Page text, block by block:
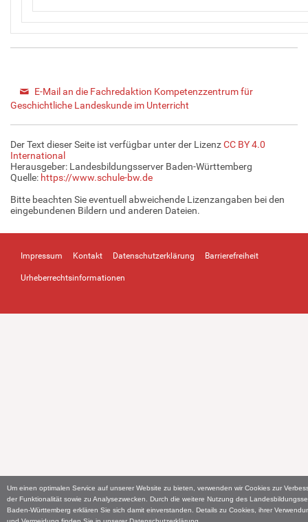
Um einen optimalen Service auf unserer Website zu bieten, verwenden wir Cookies zur
der Funktionalität sowie zu Analysezwecken. Durch die weitere Nutzung des
Baden-Württemberg erklären Sie sich damit einverstanden. Details zu Cookies, ihrer
E-Mail an die Fachredaktion Kompetenzzentrum für
Geschichtliche Landeskunde im Unterricht
Der Text dieser Seite ist verfügbar unter der LizenzCC BY 4.0
International
Herausgeber: Landesbildungsserver Baden-Württemberg
Quelle: https://www.schule-bw.de
Bitte beachten Sie eventuell abweichende Lizenzangaben bei den
eingebundenen Bildern und anderen Dateien.
Impressum Kontakt Datenschutzerklärung Barrierefreiheit
Urheberrechtsinformationen